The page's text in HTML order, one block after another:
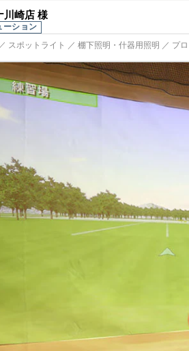
川崎店 様
ーション
スポットライト ／ 棚下照明・什器用照明 ／ プ